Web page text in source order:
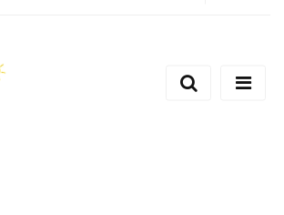
Dodaj zgłoszenie